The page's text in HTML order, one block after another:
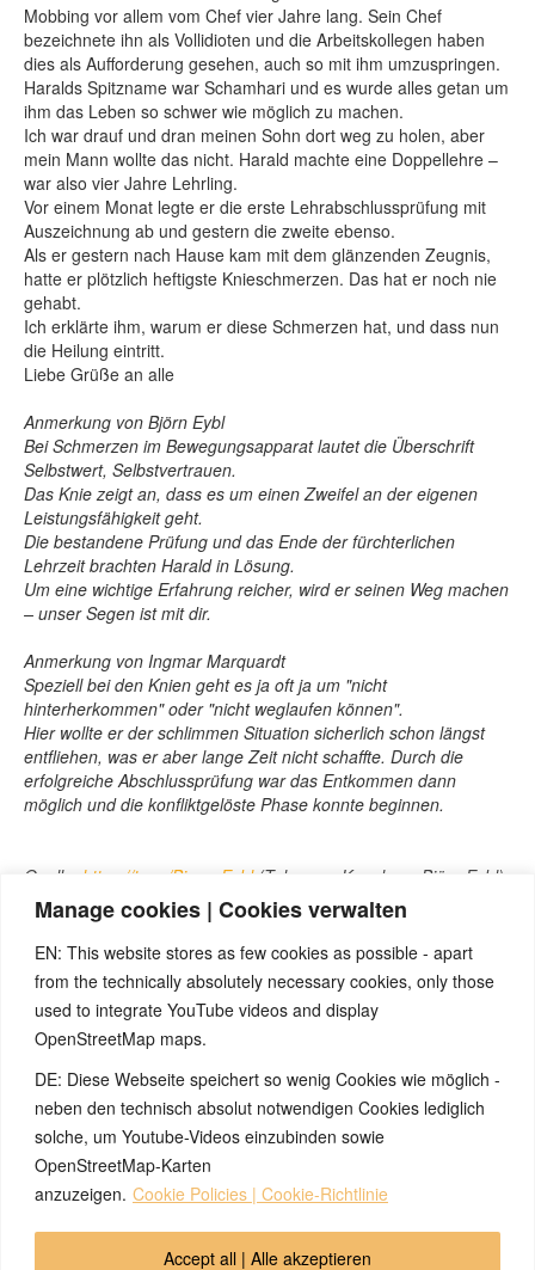
Manage cookies | Cookies verwalten
EN: This website stores as few cookies as possible - apart
from the technically absolutely necessary cookies, only those
used to integrate YouTube videos and display
OpenStreetMap maps.
DE: Diese Webseite speichert so wenig Cookies wie möglich -
neben den technisch absolut notwendigen Cookies lediglich
solche, um Youtube-Videos einzubinden sowie
OpenStreetMap-Karten
anzuzeigen. Cookie Policies | Cookie-Richtlinie
Accept all | Alle akzeptieren
Mobbing vor allem vom Chef vier Jahre lang. Sein Chef
bezeichnete ihn als Vollidioten und die Arbeitskollegen haben
dies als Aufforderung gesehen, auch so mit ihm umzuspringen.
Haralds Spitzname war Schamhari und es wurde alles getan um
ihm das Leben so schwer wie möglich zu machen.
Ich war drauf und dran meinen Sohn dort weg zu holen, aber
mein Mann wollte das nicht. Harald machte eine Doppellehre –
war also vier Jahre Lehrling.
Vor einem Monat legte er die erste Lehrabschlussprüfung mit
Auszeichnung ab und gestern die zweite ebenso.
Als er gestern nach Hause kam mit dem glänzenden Zeugnis,
hatte er plötzlich heftigste Knieschmerzen. Das hat er noch nie
gehabt.
Ich erklärte ihm, warum er diese Schmerzen hat, und dass nun
die Heilung eintritt.
Liebe Grüße an alle
Anmerkung von Björn Eybl
Bei Schmerzen im Bewegungsapparat lautet die Überschrift
Selbstwert, Selbstvertrauen.
Das Knie zeigt an, dass es um einen Zweifel an der eigenen
Leistungsfähigkeit geht.
Die bestandene Prüfung und das Ende der fürchterlichen
Lehrzeit brachten Harald in Lösung.
Um eine wichtige Erfahrung reicher, wird er seinen Weg machen
– unser Segen ist mit dir.
Anmerkung von Ingmar Marquardt
Speziell bei den Knien geht es ja oft ja um "nicht
hinterherkommen" oder "nicht weglaufen können".
Hier wollte er der schlimmen Situation sicherlich schon längst
entfliehen, was er aber lange Zeit nicht schaffte. Durch die
erfolgreiche Abschlussprüfung war das Entkommen dann
möglich und die konfliktgelöste Phase konnte beginnen.
Quelle: https://t.me/BjoernEybl(Telegram-Kanal von Björn Eybl)
Hinweis:
Hast du auch schon spannende Erfahrungen mit den
5BN gemacht? Dann wäre es großartig, wenn du uns dazu
einen anonymisierten Erfahrungsbericht schickst, damit wir ihn
im Archiv veröffentlichen können und alle von deinen
Erfahrungen profitieren können. Vielen Dank!
© 2026 by Ingmar Marquardt